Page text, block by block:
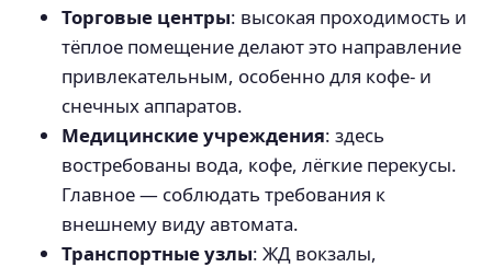
Торговые центры: высокая проходимость и
тёплое помещение делают это направление
привлекательным, особенно для кофе- и
снечных аппаратов.
Медицинские учреждения: здесь
востребованы вода, кофе, лёгкие перекусы.
Главное — соблюдать требования к
внешнему виду автомата.
Транспортные узлы: ЖД вокзалы,